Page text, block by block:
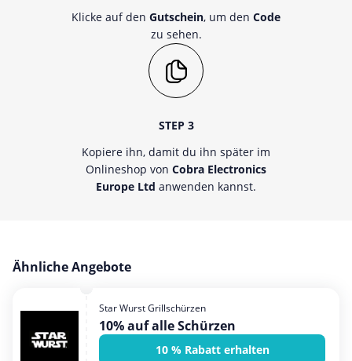
Klicke auf den Gutschein, um den Code
zu sehen.
STEP 3
Kopiere ihn, damit du ihn später im
Onlineshop von Cobra Electronics
Europe Ltd anwenden kannst.
Ähnliche Angebote
Star Wurst Grillschürzen
10% auf alle Schürzen
10 % Rabatt erhalten